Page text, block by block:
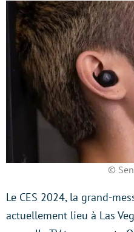
©
Le CES 2024, la grand-
actuellement lieu à Las